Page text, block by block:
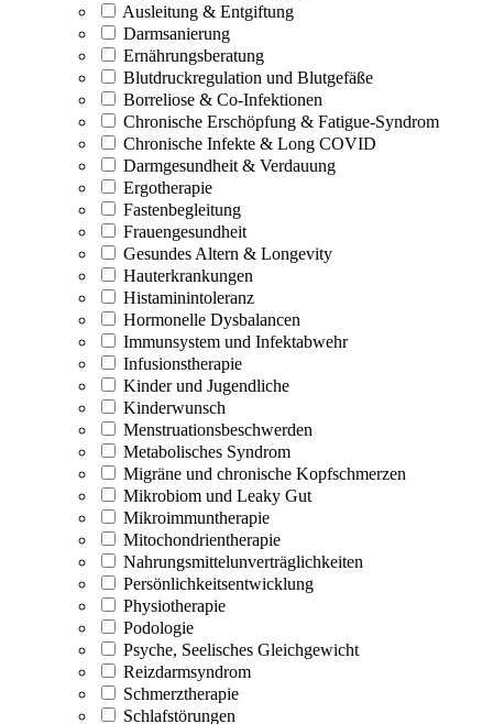
Ausleitung & Entgiftung
Darmsanierung
Ernährungsberatung
Blutdruckregulation und Blutgefäße
Borreliose & Co-Infektionen
Chronische Erschöpfung & Fatigue-Syndrom
Chronische Infekte & Long COVID
Darmgesundheit & Verdauung
Ergotherapie
Fastenbegleitung
Frauengesundheit
Gesundes Altern & Longevity
Hauterkrankungen
Histaminintoleranz
Hormonelle Dysbalancen
Immunsystem und Infektabwehr
Infusionstherapie
Kinder und Jugendliche
Kinderwunsch
Menstruationsbeschwerden
Metabolisches Syndrom
Migräne und chronische Kopfschmerzen
Mikrobiom und Leaky Gut
Mikroimmuntherapie
Mitochondrientherapie
Nahrungsmittelunverträglichkeiten
Persönlichkeitsentwicklung
Physiotherapie
Podologie
Psyche, Seelisches Gleichgewicht
Reizdarmsyndrom
Schmerztherapie
Schlafstörungen